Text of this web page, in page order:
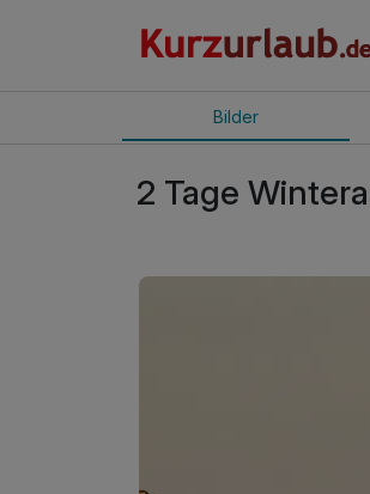
Bilder
2 Tage